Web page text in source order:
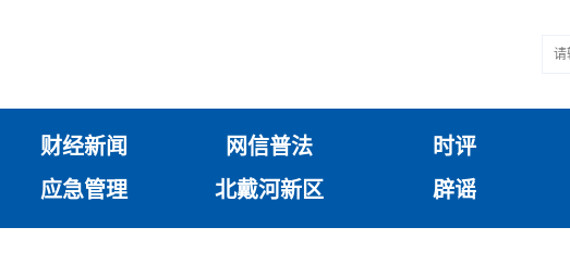
财经新闻 网信普法 时评
应急管理 北戴河新区 辟谣